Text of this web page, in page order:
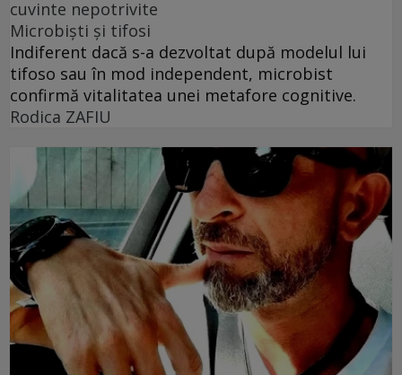
cuvinte nepotrivite
Microbiști și tifosi
Indiferent dacă s-a dezvoltat după modelul lui
tifoso sau în mod independent, microbist
confirmă vitalitatea unei metafore cognitive.
Rodica ZAFIU